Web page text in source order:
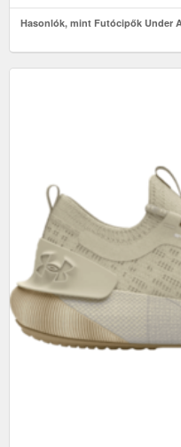
Hasonlók, mint Futócipők Under